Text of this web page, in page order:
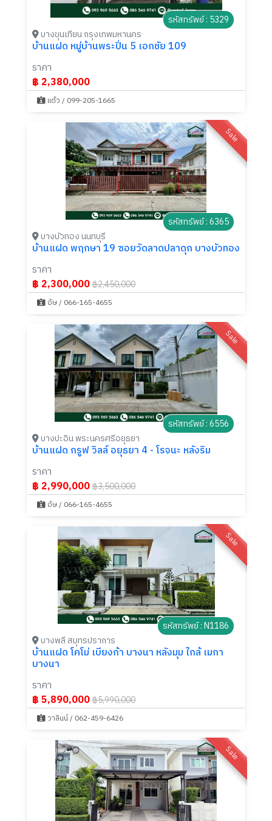
รหัสทรัพย์ : 5329
บางขุนเทียน กรุงเทพมหานคร
บ้านแฝด หมู่บ้านพระปิ่น 5 เอกชัย 109
ราคา
฿ 2,380,000
แต้ว / 099-205-1665
Sale
รหัสทรัพย์ : 6365
บางบัวทอง นนทบุรี
บ้านแฝด พฤกษา 19 ซอยวัดลาดปลาดุก บางบัวทอง
ราคา
฿ 2,300,000฿2,450,000
อัษ / 066-165-4655
Sale
รหัสทรัพย์ : 6556
บางปะอิน พระนครศรีอยุธยา
บ้านแฝด กรูฟ วิลล์ อยุธยา 4 - โรจนะ หลังริม
ราคา
฿ 2,990,000฿3,500,000
อัษ / 066-165-4655
Sale
รหัสทรัพย์ : N1186
บางพลี สมุทรปราการ
บ้านแฝด โคโม่ เบียงก้า บางนา หลังมุม ใกล้ เมกา
บางนา
ราคา
฿ 5,890,000฿5,990,000
วาลินน์ / 062-459-6426
Sale